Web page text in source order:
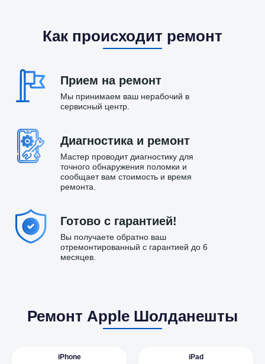
Как происходит ремонт
Прием на ремонт
Мы принимаем ваш нерабочий в
сервисный центр.
Диагностика и ремонт
Мастер проводит диагностику для
точного обнаружения поломки и
сообщает вам стоимость и время
ремонта.
Готово с гарантией!
Вы получаете обратно ваш
отремонтированный с гарантией до 6
месяцев.
Ремонт Apple Шолданешты
iPhone iPad